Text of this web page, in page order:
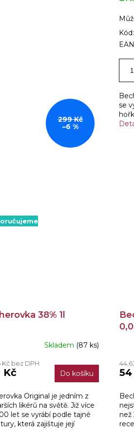
299 Kč
–6 %
Kód:
se
38% 1l
Skladem (87 ks)
Kč bez DPH
Kč Do košíku
Original je jedním z
likérů na světě. Již více
let se vyrábí podle tajné
která zajištuje její
než